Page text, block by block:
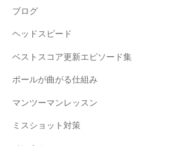
ブログ
ヘッドスピード
ベストスコア更新エピソード集
ボールが曲がる仕組み
マンツーマンレッスン
ミスショット対策